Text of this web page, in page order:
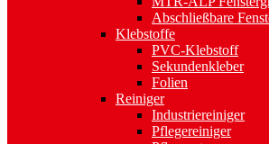
Abschließbare
Klebstoffe
PVC-Klebstoff
Sekundenkleber
Folien
Reiniger
Industriereiniger
Pflegereiniger